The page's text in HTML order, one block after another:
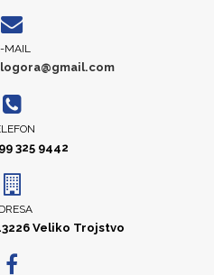
MAIL
325 9442
Veliko Trojstvo